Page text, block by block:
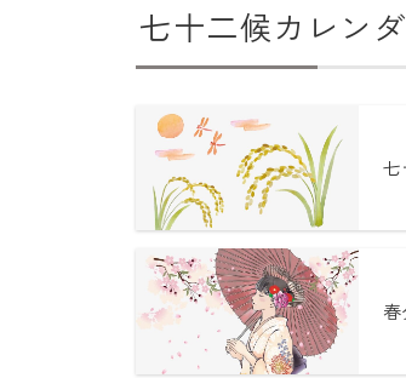
七十二候カレン